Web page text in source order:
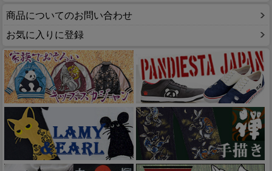
商品についてのお問い合わせ
お気に入りに登録